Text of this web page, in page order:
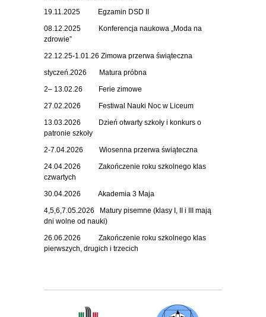
19.11.2025 Egzamin DSD II
08.12.2025 Konferencja naukowa „Moda na
zdrowie”
22.12.25-1.01.26 Zimowa przerwa świąteczna
styczeń.2026 Matura próbna
2– 13.02.26 Ferie zimowe
27.02.2026 Festiwal Nauki Noc w Liceum
13.03.2026 Dzień otwarty szkoły i konkurs o
patronie szkoły
2-7.04.2026 Wiosenna przerwa świąteczna
24.04.2026 Zakończenie roku szkolnego klas
czwartych
30.04.2026 Akademia 3 Maja
4,5,6,7.05.2026 Matury pisemne (klasy I, II i III mają
dni wolne od nauki)
26.06.2026 Zakończenie roku szkolnego klas
pierwszych, drugich i trzecich